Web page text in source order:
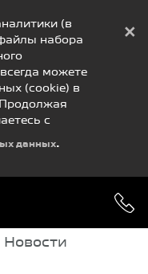
(в
набора
можете
(cookie) в
Продолжая
с
данных.
×
Новости